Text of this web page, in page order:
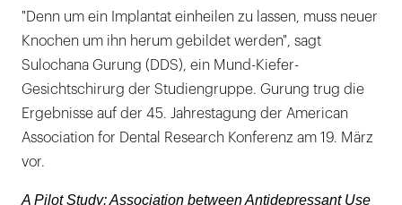
"Denn um ein Implantat einheilen zu lassen, muss neuer
Knochen um ihn herum gebildet werden", sagt
Sulochana Gurung (DDS), ein Mund-Kiefer-
Gesichtschirurg der Studiengruppe. Gurung trug die
Ergebnisse auf der 45. Jahrestagung der American
Association for Dental Research Konferenz am 19. März
vor.
A Pilot Study: Association between Antidepressant Use